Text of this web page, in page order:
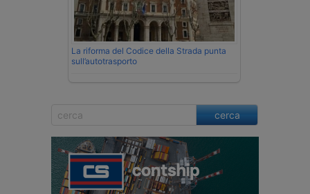
La riforma del Codice della Strada punta
sull’autotrasporto
cerca